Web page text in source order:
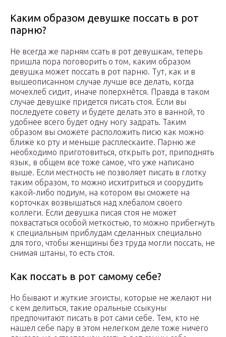
Каким образом девушке поссать в рот
парню?
Не всегда же парням ссать в рот девушкам, теперь
пришла пора поговорить о том, каким образом
девушка может поссать в рот парню. Тут, как и в
вышеописанном случае лучше все делать, когда
мочехлеб сидит, иначе поперхнётся. Правда в таком
случае девушке придется писать стоя. Если вы
последуете совету и будете делать это в ванной, то
удобнее всего будет одну ногу задрать. Таким
образом вы сможете расположить писю как можно
ближе ко рту и меньше расплескаите. Парню же
необходимо приготовиться, открыть рот, приподнять
язык, в общем все тоже самое, что уже написано
выше. Если местность не позволяет писать в глотку
таким образом, то можно исхитриться и соорудить
какой-либо подиум, на котором вы сможете на
корточках возвышаться над хлебалом своего
коллеги. Если девушка писая стоя не может
похвастаться особой меткостью, то можно прибегнуть
к специальным приблудам сделанных специально
для того, чтобы женщины без труда могли поссать, не
снимая штаны, то есть стоя.
Как поссать в рот самому себе?
Но бывают и жуткие эгоисты, которые не желают ни
с кем делиться, такие оральные ссыкуны
предпочитают писать в рот сами себе. Тем, кто не
нашел себе пару в этом нелегком деле тоже ничего